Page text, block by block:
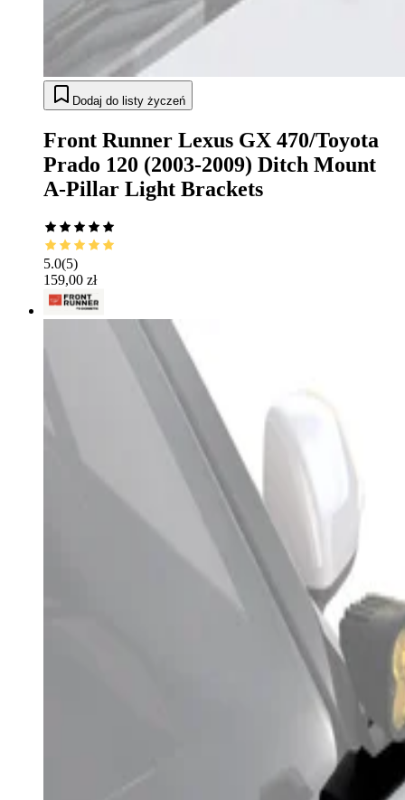
Dodaj do listy życzeń
Front Runner Lexus GX 470/Toyota
Prado 120 (2003-2009) Ditch Mount
A-Pillar Light Brackets
5.0(5)
159,00 zł